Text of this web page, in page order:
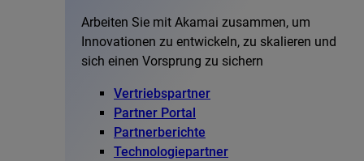
Arbeiten Sie mit Akamai zusammen, um
Innovationen zu entwickeln, zu skalieren und
sich einen Vorsprung zu sichern
Vertriebspartner
Partner Portal
Partnerberichte
Technologiepartner